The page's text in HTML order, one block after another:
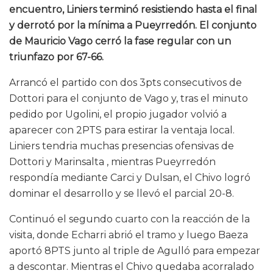
encuentro, Liniers terminó resistiendo hasta el final
y derrotó por la mínima a Pueyrredón. El conjunto
de Mauricio Vago cerró la fase regular con un
triunfazo por 67-66.
Arrancó el partido con dos 3pts consecutivos de
Dottori para el conjunto de Vago y, tras el minuto
pedido por Ugolini, el propio jugador volvió a
aparecer con 2PTS para estirar la ventaja local.
Liniers tendria muchas presencias ofensivas de
Dottori y Marinsalta , mientras Pueyrredón
respondía mediante Carci y Dulsan, el Chivo logró
dominar el desarrollo y se llevó el parcial 20-8.
Continuó el segundo cuarto con la reacción de la
visita, donde Echarri abrió el tramo y luego Baeza
aportó 8PTS junto al triple de Agulló para empezar
a descontar. Mientras el Chivo quedaba acorralado